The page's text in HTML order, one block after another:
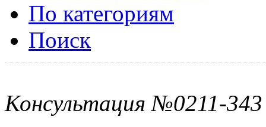
По категориям
Поиск
Консультация №0211-343